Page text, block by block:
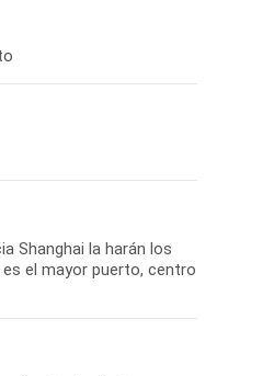
Shanghai la harán los
el mayor puerto, centro